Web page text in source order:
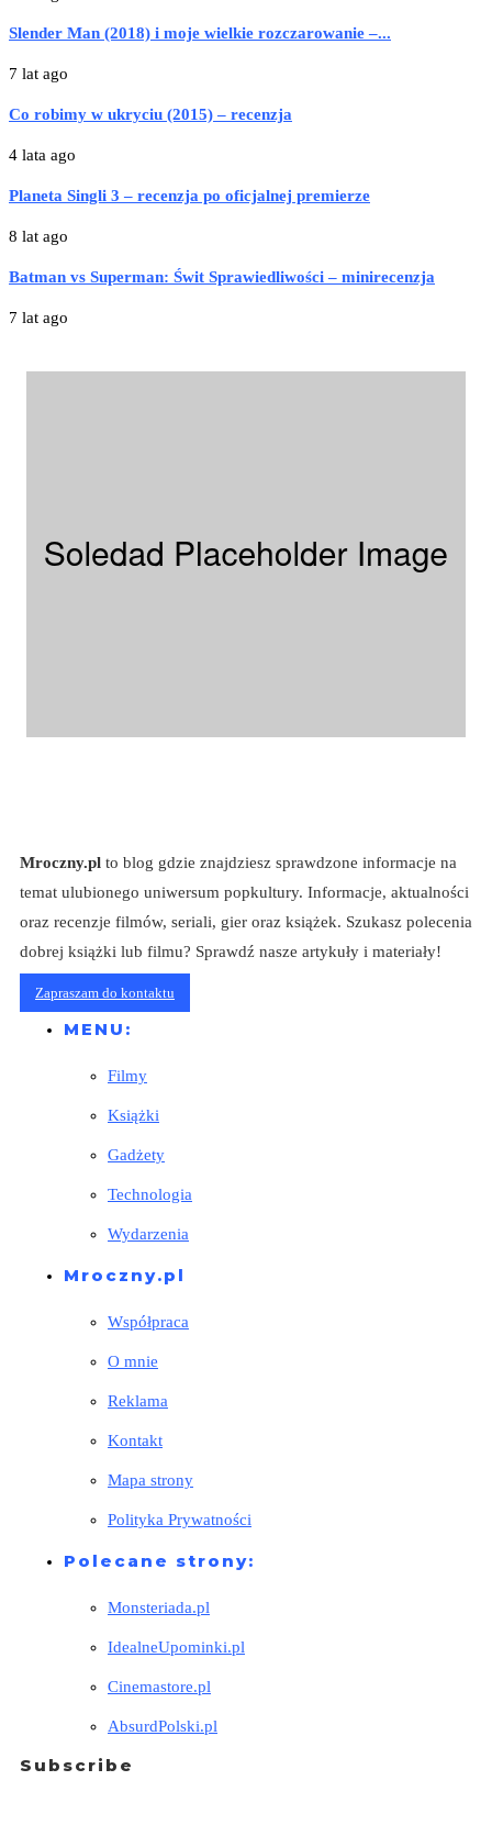
Slender Man (2018) i moje wielkie rozczarowanie –...
7 lat ago
Co robimy w ukryciu (2015) – recenzja
4 lata ago
Planeta Singli 3 – recenzja po oficjalnej premierze
8 lat ago
Batman vs Superman: Świt Sprawiedliwości – minirecenzja
7 lat ago
Mroczny.pl to blog gdzie znajdziesz sprawdzone informacje na
temat ulubionego uniwersum popkultury. Informacje, aktualności
oraz recenzje filmów, seriali, gier oraz książek. Szukasz polecenia
dobrej książki lub filmu? Sprawdź nasze artykuły i materiały!
Zapraszam do kontaktu
MENU:
Filmy
Książki
Gadżety
Technologia
Wydarzenia
Mroczny.pl
Współpraca
O mnie
Reklama
Kontakt
Mapa strony
Polityka Prywatności
Polecane strony:
Monsteriada.pl
IdealneUpominki.pl
Cinemastore.pl
AbsurdPolski.pl
Subscribe